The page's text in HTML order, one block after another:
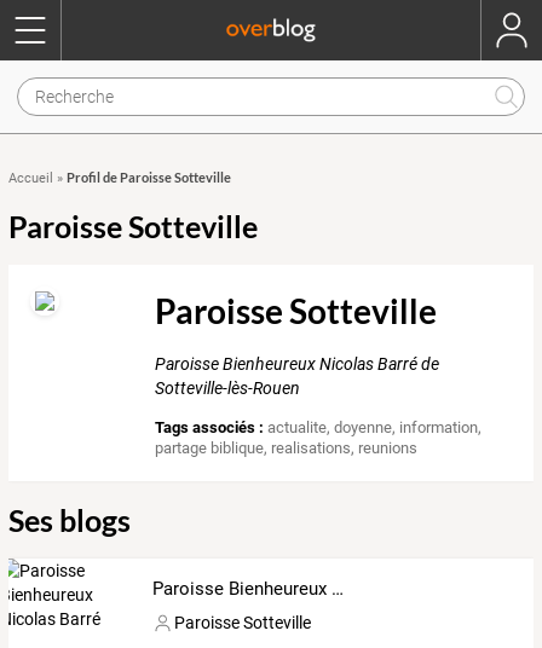
Accueil » Profil de Paroisse Sotteville
Paroisse Sotteville
Paroisse Sotteville
Paroisse Bienheureux Nicolas Barré de
Sotteville-lès-Rouen
Tags associés : actualite,doyenne, information,
partage biblique, realisations, reunions
Ses blogs
Paroisse Bienheureux Nicolas Barré
Paroisse Sotteville